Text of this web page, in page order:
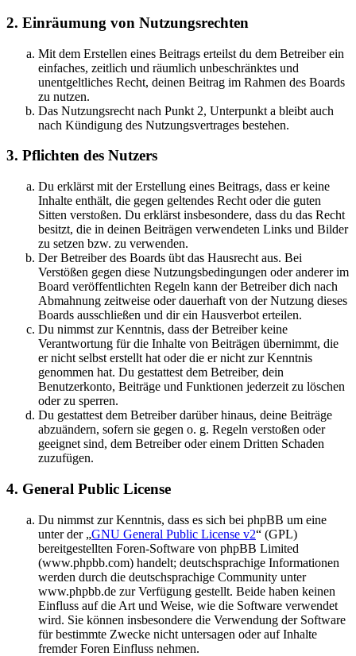
2. Einräumung von Nutzungsrechten
Mit dem Erstellen eines Beitrags erteilst du dem Betreiber ein
einfaches, zeitlich und räumlich unbeschränktes und
unentgeltliches Recht, deinen Beitrag im Rahmen des Boards
zu nutzen.
Das Nutzungsrecht nach Punkt 2, Unterpunkt a bleibt auch
nach Kündigung des Nutzungsvertrages bestehen.
3. Pflichten des Nutzers
Du erklärst mit der Erstellung eines Beitrags, dass er keine
Inhalte enthält, die gegen geltendes Recht oder die guten
Sitten verstoßen. Du erklärst insbesondere, dass du das Recht
besitzt, die in deinen Beiträgen verwendeten Links und Bilder
zu setzen bzw. zu verwenden.
Der Betreiber des Boards übt das Hausrecht aus. Bei
Verstößen gegen diese Nutzungsbedingungen oder anderer im
Board veröffentlichten Regeln kann der Betreiber dich nach
Abmahnung zeitweise oder dauerhaft von der Nutzung dieses
Boards ausschließen und dir ein Hausverbot erteilen.
Du nimmst zur Kenntnis, dass der Betreiber keine
Verantwortung für die Inhalte von Beiträgen übernimmt, die
er nicht selbst erstellt hat oder die er nicht zur Kenntnis
genommen hat. Du gestattest dem Betreiber, dein
Benutzerkonto, Beiträge und Funktionen jederzeit zu löschen
oder zu sperren.
Du gestattest dem Betreiber darüber hinaus, deine Beiträge
abzuändern, sofern sie gegen o. g. Regeln verstoßen oder
geeignet sind, dem Betreiber oder einem Dritten Schaden
zuzufügen.
4. General Public License
Du nimmst zur Kenntnis, dass es sich bei phpBB um eine
unter der „GNU General Public License v2“ (GPL)
bereitgestellten Foren-Software von phpBB Limited
(www.phpbb.com) handelt; deutschsprachige Informationen
werden durch die deutschsprachige Community unter
www.phpbb.de zur Verfügung gestellt. Beide haben keinen
Einfluss auf die Art und Weise, wie die Software verwendet
wird. Sie können insbesondere die Verwendung der Software
für bestimmte Zwecke nicht untersagen oder auf Inhalte
fremder Foren Einfluss nehmen.